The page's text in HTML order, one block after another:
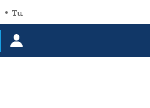
Turbina eólica